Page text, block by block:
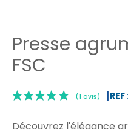
Presse
FSC
REF